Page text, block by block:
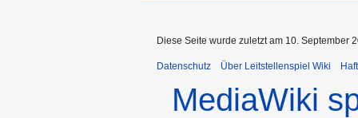
Diese Seite wurde zuletzt am 10. September
Datenschutz Über Leitstellenspiel Wiki
MediaWiki